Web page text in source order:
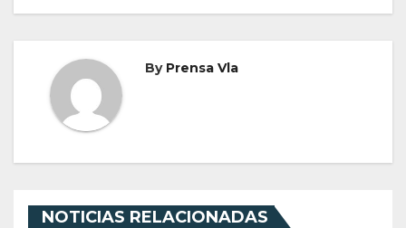
By Prensa Vla
NOTICIAS RELACIONADAS